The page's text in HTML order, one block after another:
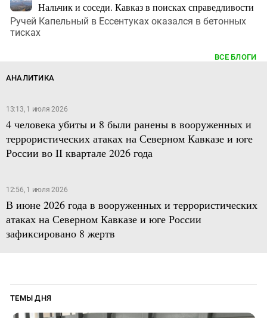
Нальчик и соседи. Кавказ в поисках справедливости
Ручей Капельный в Ессентуках оказался в бетонных
тисках
ВСЕ БЛОГИ
АНАЛИТИКА
13:13, 1 июля 2026
4 человека убиты и 8 были ранены в вооруженных и
террористических атаках на Северном Кавказе и юге
России во II квартале 2026 года
12:56, 1 июля 2026
В июне 2026 года в вооруженных и террористических
атаках на Северном Кавказе и юге России
зафиксировано 8 жертв
ТЕМЫ ДНЯ